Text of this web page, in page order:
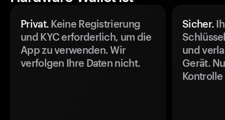
Privat. Keine Registrierung
und KYC erforderlich, um die
App zu verwenden. Wir
verfolgen Ihre Daten nicht.
Sicher.
und
Gerät.